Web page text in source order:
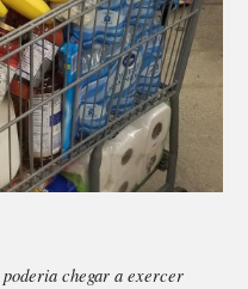
poderia chegar a exercer